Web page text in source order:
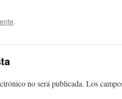
.
no será publicada. Los